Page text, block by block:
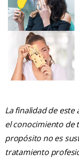
La finalidad de
el conocimiento de
propósito no es
tratamiento